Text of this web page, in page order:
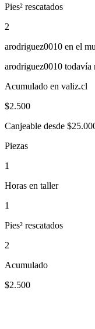
Pies² rescatados
2
arodriguez0010 en el
arodriguez0010 todavía
Acumulado en valiz.cl
$2.500
Canjeable desde
Piezas
1
Horas en taller
1
Pies² rescatados
2
Acumulado
$2.500